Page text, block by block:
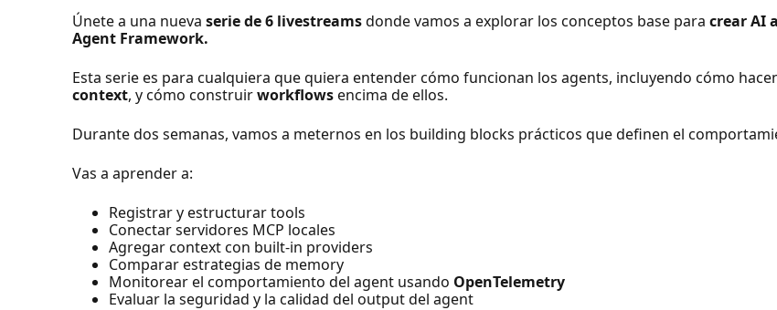
Únete a una nuevaserie de 6 livestreamsdonde vamos a explorar los conceptos base paracrear AI
Agent Framework.
Esta serie es para cualquiera que quiera entender cómo funcionan los agents, incluyendo cómo
context, y cómo construirworkflowsencima de ellos.
Durante dos semanas, vamos a meternos en los building blocks prácticos que definen el
Vas a aprender a:
Registrar y estructurar tools
Conectar servidores MCP locales
Agregar context con built-in providers
Comparar estrategias de memory
Monitorear el comportamiento del agent usando OpenTelemetry
Evaluar la seguridad y la calidad del output del agent